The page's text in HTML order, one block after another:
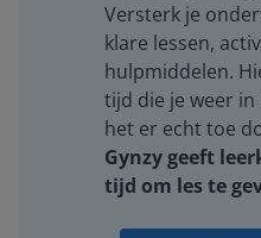
Versterk je
klare lessen,
hulpmiddelen.
tijd die je weer
het er echt toe
Gynzy geeft
tijd om les te